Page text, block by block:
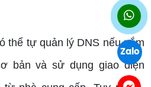
tự quản lý DNS nếu nắm
bản và sử dụng giao diện
Zalo